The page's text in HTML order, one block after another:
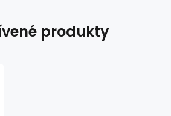
produkty